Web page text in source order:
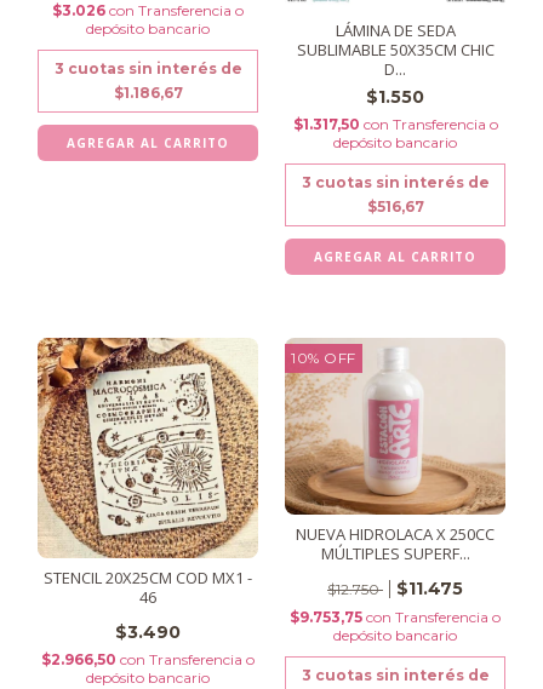
$3.026 con Transferencia o
depósito bancario
3 cuotas sin interés de
$1.186,67
LÁMINA DE SEDA
SUBLIMABLE 50X35CM CHIC
D...
$1.550
$1.317,50 con Transferencia o
depósito bancario
3 cuotas sin interés de
$516,67
STENCIL 20X25CM COD MX1 -
46
$3.490
$2.966,50 con Transferencia o
depósito bancario
10% OFF
NUEVA HIDROLACA X 250CC
MÚLTIPLES SUPERF...
$12.750 $11.475
$9.753,75 con Transferencia o
depósito bancario
3 cuotas sin interés de